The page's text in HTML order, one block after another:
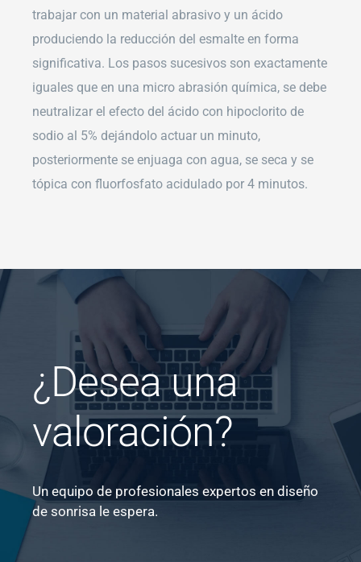
trabajar con un material abrasivo y un ácido
produciendo la reducción del esmalte en forma
significativa. Los pasos sucesivos son exactamente
iguales que en una micro abrasión química, se debe
neutralizar el efecto del ácido con hipoclorito de
sodio al 5% dejándolo actuar un minuto,
posteriormente se enjuaga con agua, se seca y se
tópica con fluorfosfato acidulado por 4 minutos.
¿Desea una
valoración?
Un equipo de profesionales expertos en diseño
de sonrisa le espera.